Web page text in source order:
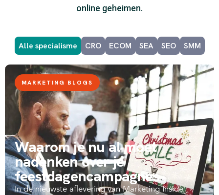
online geheimen.
CRO ECOM SEA SEO SMM
Alle specialisme
MARKETING BLOGS
Waarom je nu al moet
nadenken over je
feestdagencampagnes
In de nieuwste aflevering van Marketing Inside